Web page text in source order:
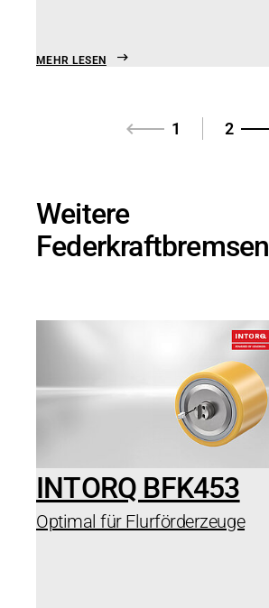
MEHR LESEN
1 2
Weitere
Federkraftbremsen
INTORQ BFK453
Optimal für Flurförderzeuge